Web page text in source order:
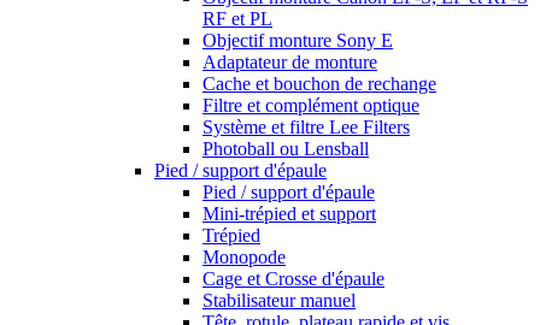
RF et PL
Objectif monture Sony E
Adaptateur de monture
Cache et bouchon de rechange
Filtre et complément optique
Système et filtre Lee Filters
Photoball ou Lensball
Pied / support d'épaule
Pied / support d'épaule
Mini-trépied et support
Trépied
Monopode
Cage et Crosse d'épaule
Stabilisateur manuel